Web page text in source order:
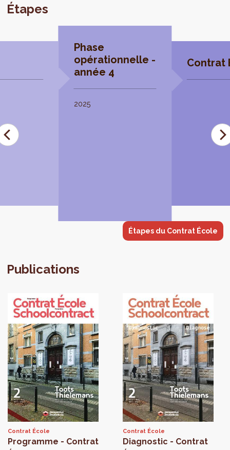
Étapes
Phase
opérationnelle -
année 4
2025
Contrat
Étapes du Contrat École
Publications
Contrat École
Programme - Contrat
Contrat École
Diagnostic - Contrat